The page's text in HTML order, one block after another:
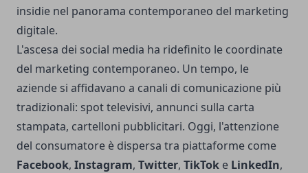
insidie nel panorama contemporaneo del marketing
digitale.
L'ascesa dei social media ha ridefinito le coordinate
del marketing contemporaneo. Un tempo, le
aziende si affidavano a canali di comunicazione più
tradizionali: spot televisivi, annunci sulla carta
stampata, cartelloni pubblicitari. Oggi, l'attenzione
del consumatore è dispersa tra piattaforme come
Facebook, Instagram, Twitter, TikTok e LinkedIn,